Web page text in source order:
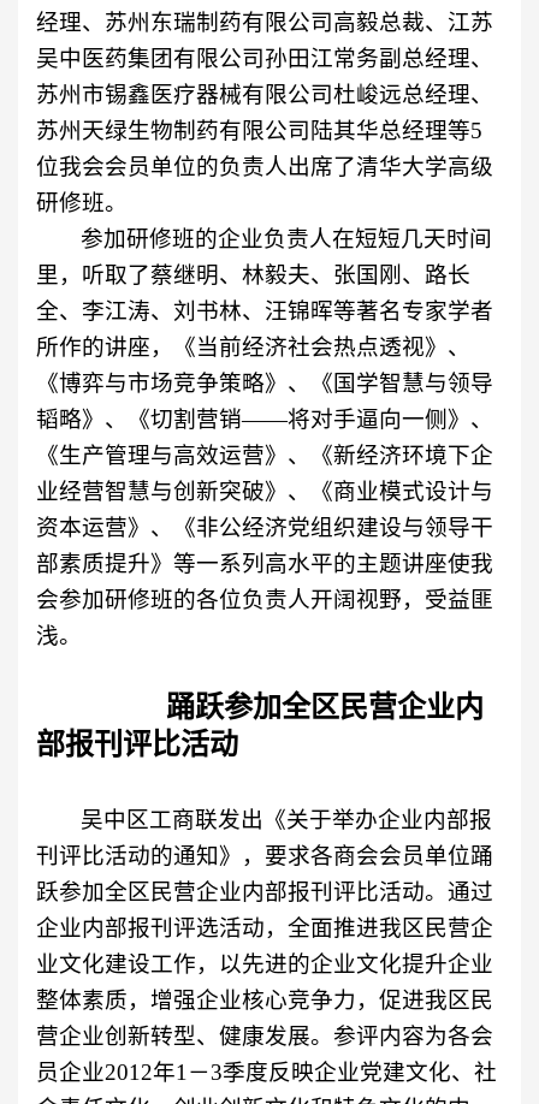
经理、苏州东瑞制药有限公司高毅总裁、江苏
吴中医药集团有限公司孙田江常务副总经理、
苏州市锡鑫医疗器械有限公司杜峻远总经理、
苏州天绿生物制药有限公司陆其华总经理等5
位我会会员单位的负责人出席了清华大学高级
研修班。
参加研修班的企业负责人在短短几天时间
里，听取了蔡继明、林毅夫、张国刚、路长
全、李江涛、刘书林、汪锦晖等著名专家学者
所作的讲座，《当前经济社会热点透视》、
《博弈与市场竞争策略》、《国学智慧与领导
韬略》、《切割营销——将对手逼向一侧》、
《生产管理与高效运营》、《新经济环境下企
业经营智慧与创新突破》、《商业模式设计与
资本运营》、《非公经济党组织建设与领导干
部素质提升》等一系列高水平的主题讲座使我
会参加研修班的各位负责人开阔视野，受益匪
浅。
踊跃参加全区民营企业内
部报刊评比活动
吴中区工商联发出《关于举办企业内部报
刊评比活动的通知》，要求各商会会员单位踊
跃参加全区民营企业内部报刊评比活动。通过
企业内部报刊评选活动，全面推进我区民营企
业文化建设工作，以先进的企业文化提升企业
整体素质，增强企业核心竞争力，促进我区民
营企业创新转型、健康发展。参评内容为各会
员企业2012年1 －3季度反映企业党建文化、社